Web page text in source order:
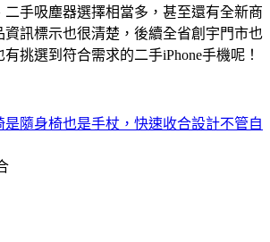
手吸塵器選擇相當多，甚至還有全新商
資訊標示也很清楚，後續全省創宇門市也
挑選到符合需求的二手iPhone手機呢！
是隨身椅也是手杖，快速收合設計不管自